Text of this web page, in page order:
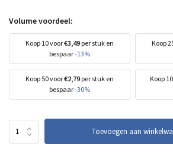
Volume voordeel:
Koop 10 voor€3,49 per stuk en
bespaar-13%
Koop
Koop 50 voor€2,79 per stuk en
bespaar-30%
Koop
Toevoegen aan